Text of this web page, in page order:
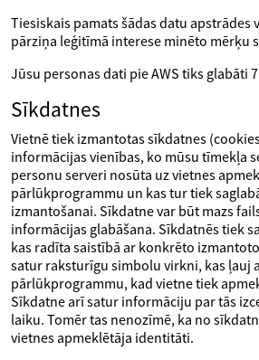
Tiesiskais pamats šādas datu apstrādes
pārziņa leģitīmā interese minēto mērķu
Jūsu personas dati pie AWS tiks glabāti
Sīkdatnes
Vietnē tiek izmantotas sīkdatnes
informācijas vienības, ko mūsu tīmekļa
personu serveri nosūta uz vietnes
pārlūkprogrammu un kas tur tiek
izmantošanai. Sīkdatne var būt mazs
informācijas glabāšana. Sīkdatnēs tiek
kas radīta saistībā ar konkrēto
satur raksturīgu simbolu virkni, kas ļauj
pārlūkprogrammu, kad vietne tiek
Sīkdatne arī satur informāciju par tās
laiku. Tomēr tas nenozīmē, ka no
vietnes apmeklētāja identitāti.